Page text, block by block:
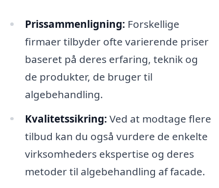
Prissammenligning: Forskellige
firmaer tilbyder ofte varierende priser
baseret på deres erfaring, teknik og
de produkter, de bruger til
algebehandling.
Kvalitetssikring: Ved at modtage flere
tilbud kan du også vurdere de enkelte
virksomheders ekspertise og deres
metoder til algebehandling af facade.